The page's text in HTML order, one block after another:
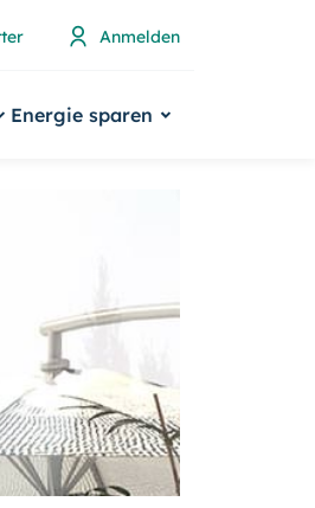
Anmelden
Energie sparen